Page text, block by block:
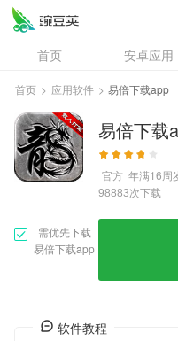
首页 安卓应用
资讯
专题
问答
首页 > 应用软件 > 易倍下载app
易倍下载
官方 年满16周
98883次下载
需优先下载
易倍下载app
软件教程